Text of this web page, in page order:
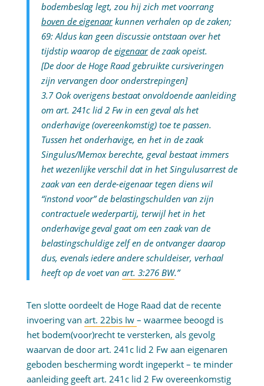
bodembeslag legt, zou hij zich met voorrang
boven de eigenaarkunnen verhalen op de zaken;
69: Aldus kan geen discussie ontstaan over het
tijdstip waarop de eigenaarde zaak opeist.
[De door de Hoge Raad gebruikte cursiveringen
zijn vervangen door onderstrepingen]
3.7 Ook overigens bestaat onvoldoende aanleiding
om art. 241c lid 2 Fw in een geval als het
onderhavige (overeenkomstig) toe te passen.
Tussen het onderhavige, en het in de zaak
Singulus/Memox berechte, geval bestaat immers
het wezenlijke verschil dat in het Singulusarrest de
zaak van een derde-eigenaar tegen diens wil
“instond voor” de belastingschulden van zijn
contractuele wederpartij, terwijl het in het
onderhavige geval gaat om een zaak van de
belastingschuldige zelf en de ontvanger daarop
dus, evenals iedere andere schuldeiser, verhaal
heeft op de voet van art. 3:276 BW.”
Ten slotte oordeelt de Hoge Raad dat de recente
invoering van art. 22bis Iw – waarmee beoogd is
het bodem(voor)recht te versterken, als gevolg
waarvan de door art. 241c lid 2 Fw aan eigenaren
geboden bescherming wordt ingeperkt – te minder
aanleiding geeft art. 241c lid 2 Fw overeenkomstig